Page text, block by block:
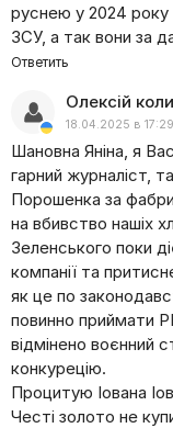
руснею у 2024 року
ЗСУ, а так вони за
Ответить
Олексій
18.04.2025 в 17:29
Шановна Яніна, я
гарний журналіст,
Порошенка за
на вбивство нашіх
Зеленського поки
компанії та
як це по
повинно приймати
відмінено воєнний
конкурецію.
Процитую Іована
Честі золото не